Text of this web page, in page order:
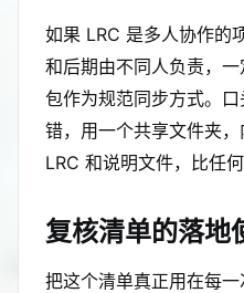
如果 LRC 是多人协作的
和后期由不同人负责，
包作为规范同步方式。
错，用一个共享文件夹，
LRC 和说明文件，比任
复核清单的落地
把这个清单真正用在每